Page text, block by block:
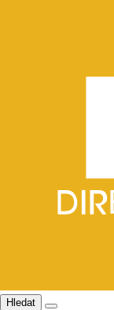
Hledat